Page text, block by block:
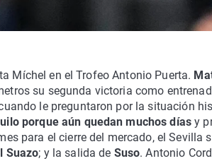
Míchel en el Trofeo Antonio Puerta.
su segunda victoria como
le preguntaron por la situación
porque aún quedan muchos días y
para el cierre del mercado, el Sevilla
Suazo; y la salida de Suso. Antonio